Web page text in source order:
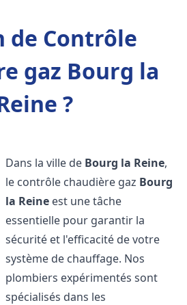
de Contrôle
gaz Bourg la
?
Dans la ville de Bourg la Reine,
le contrôle chaudière gaz Bourg
la Reine est une tâche
essentielle pour garantir la
sécurité et l'efficacité de votre
système de chauffage. Nos
plombiers expérimentés sont
spécialisés dans les